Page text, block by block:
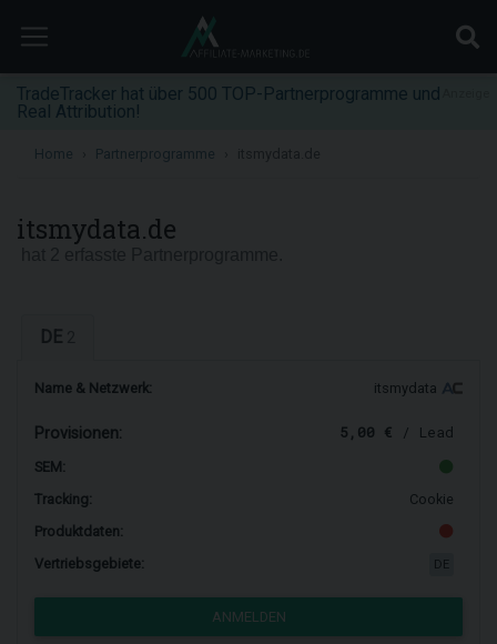
TradeTracker hat über 500 TOP-Partnerprogramme und
Real Attribution!
Home Partnerprogramme
itsmydata.de
DE
Name & Netzwerk: itsmydata
Provisionen: 5,00 € / Lead
SEM:
Tracking:
Cookie
Produktdaten:
Vertriebsgebiete:
ANMELDEN